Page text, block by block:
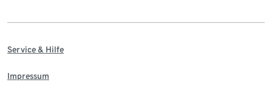
Service & Hilfe
Impressum